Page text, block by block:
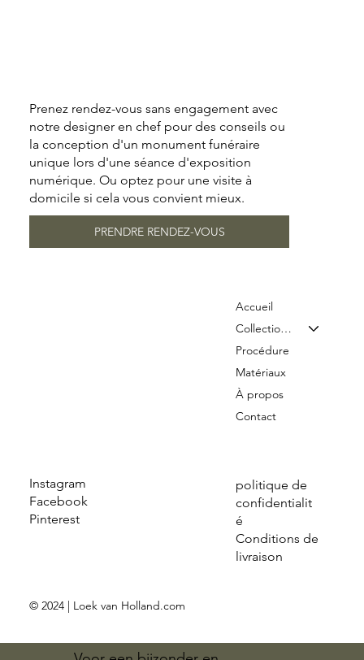
Instagram
Facebook
Pinterest
politique de
confidentialit
é
Conditions de
livraison
Accueil
Collection & Tarifs
Procédure
Matériaux
À propos
Contact
© 2024 | Loek van Holland.com
Prenez rendez-vous sans engagement avec
notre designer en chef pour des conseils ou
la conception d'un monument funéraire
unique lors d'une séance d'exposition
numérique. Ou optez pour une visite à
domicile si cela vous convient mieux.
PRENDRE RENDEZ-VOUS